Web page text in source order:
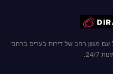
עם מגוון רחב של דירות בערים ברחבי
24/7.